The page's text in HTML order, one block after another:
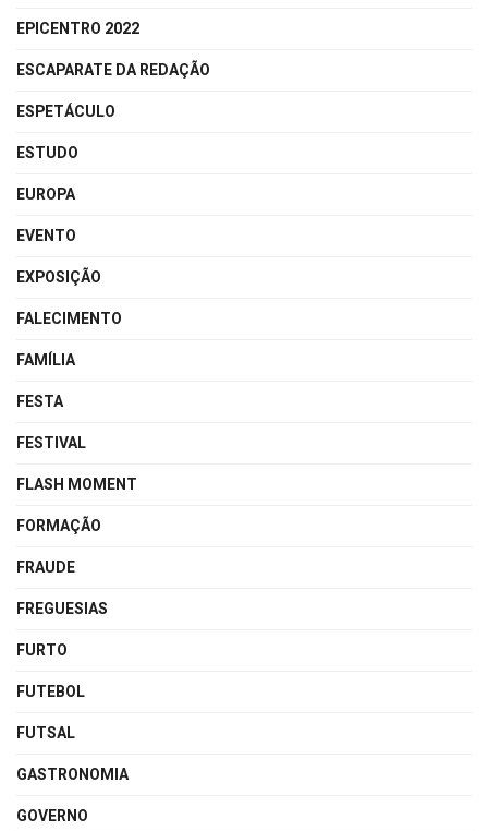
EPICENTRO 2022
ESCAPARATE DA REDAÇÃO
ESPETÁCULO
ESTUDO
EUROPA
EVENTO
EXPOSIÇÃO
FALECIMENTO
FAMÍLIA
FESTA
FESTIVAL
FLASH MOMENT
FORMAÇÃO
FRAUDE
FREGUESIAS
FURTO
FUTEBOL
FUTSAL
GASTRONOMIA
GOVERNO